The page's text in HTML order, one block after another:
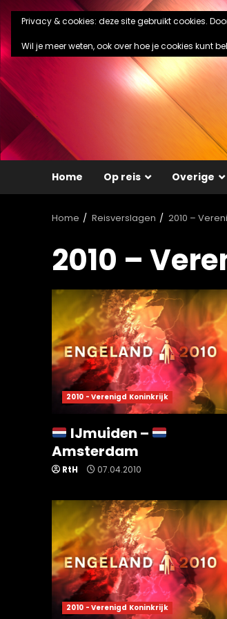
Ga
naar
de
inhoud
Home Op reis Overige
Home Reisverslagen 2010 –
2010 –
2010 - Verenigd Koninkrijk
IJmuiden –
Amsterdam
RtH 07.04.2010
2010 - Verenigd Koninkrijk
Privacy & cookies: deze site gebruikt cookies.
Wil je meer weten, ook over hoe je cookies kunt